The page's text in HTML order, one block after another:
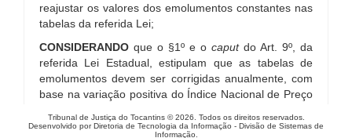
reajustar os valores dos emolumentos constantes nas
tabelas da referida Lei;
CONSIDERANDO que o §1º e o caputdo Art. 9º, da
referida Lei Estadual, estipulam que as tabelas de
emolumentos devem ser corrigidas anualmente, com
base na variação positiva do Índice Nacional de Preço
compreendido entre o mês de dezembro do ano
Tribunal de Justiça do Tocantins © 2026. Todos os direitos reservados.
Desenvolvido por Diretoria de Tecnologia da Informação - Divisão de Sistemas de
Informação.